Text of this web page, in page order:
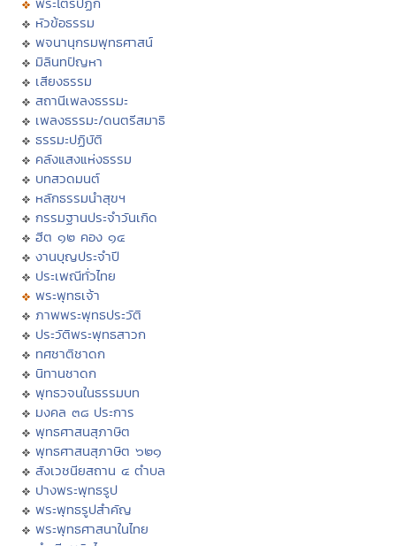
หัวข้อธรรม
พจนานุกรมพุทธศาสน์
มิลินทปัญหา
เสียงธรรม
สถานีเพลงธรรมะ
เพลงธรรมะ/ดนตรีสมาธิ
ธรรมะปฏิบัติ
คลังแสงแห่งธรรม
บทสวดมนต์
หลักธรรมนำสุขฯ
กรรมฐานประจำวันเกิด
ฮีต ๑๒ คอง ๑๔
งานบุญประจำปี
ประเพณีทั่วไทย
พระพุทธเจ้า
ภาพพระพุทธประวัติ
ประวัติพระพุทธสาวก
ทศชาติชาดก
นิทานชาดก
พุทธวจนในธรรมบท
มงคล ๓๘ ประการ
พุทธศาสนสุภาษิต
พุทธศาสนสุภาษิต ๖๒๑
สังเวชนียสถาน ๔ ตำบล
ปางพระพุทธรูป
พระพุทธรูปสำคัญ
พระพุทธศาสนาในไทย